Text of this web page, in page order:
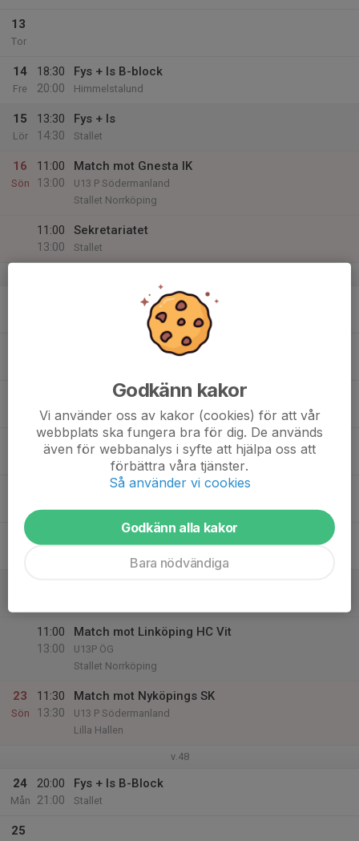
13
Tor
14
Fre
18:30
20:00
Fys + Is B-block
Himmelstalund
15
Lör
13:30
14:30
Fys + Is
Stallet
16
Sön
11:00
13:00
Match mot Gnesta IK
U13 P Södermanland
Stallet Norrköping
11:00
13:00
Sekretariatet
Stallet
Fys + Is B-Block
17:00
Slättö Cup Möte
Kansliet Stallet
20:00
Fys + Is Team13+14
Stallet
21 Is + teori Team13&14
11:00
13:00
Match mot Linköping HC Vit
U13P ÖG
Stallet Norrköping
23
Sön
11:30
13:30
Match mot Nyköpings SK
U13 P Södermanland
Lilla Hallen
v.48
24
Mån
20:00
21:00
Fys + Is B-Block
Stallet
25
Godkänn kakor
Vi använder oss av kakor (cookies) för att vår
webbplats ska fungera bra för dig. De används
även för webbanalys i syfte att hjälpa oss att
förbättra våra tjänster.
Så använder vi cookies
Godkänn alla kakor
Bara nödvändiga